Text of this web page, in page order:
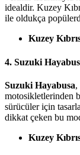
idealdir. Kuzey
ile oldukça
Kuzey
4. Suzuki
Suzuki Hayabusa,
motosikletlerinden
sürücüler için
dikkat çeken bu
Kuzey